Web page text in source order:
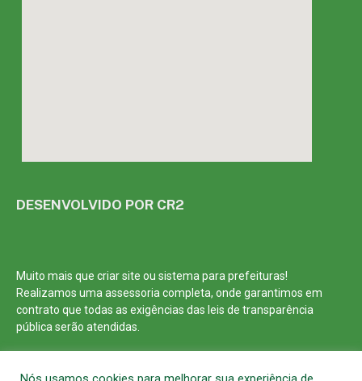
DESENVOLVIDO POR CR2
Muito mais que criar site ou sistema para prefeituras!
Realizamos uma assessoria completa, onde garantimos em
contrato que todas as exigências das leis de transparência
pública serão atendidas.